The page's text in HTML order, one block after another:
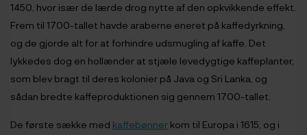
1450, hvor især de lærde drog nytte af den opkvikkende effekt.
Frem til 1700-tallet havde araberne eneret på kaffedyrkning,
og de gjorde alt for at forhindre udsmugling af kaffe. Det
lykkedes dog en hollænder at stjæle levedygtige kaffeplanter,
som blev bragt til deres kolonier på Java og Sri Lanka, og
sådan bredte kaffeproduktionen sig gennem 1700-tallet.
De første sække med kaffebønner kom til Europa i 1615, og i